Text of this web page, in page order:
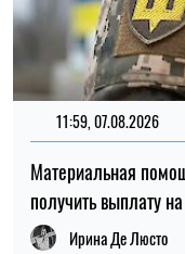
20:27, 06.08.2026